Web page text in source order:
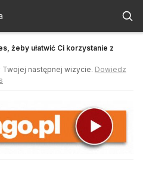
żeby ułatwić Ci korzystanie z
następnej wizycie. Dowiedz